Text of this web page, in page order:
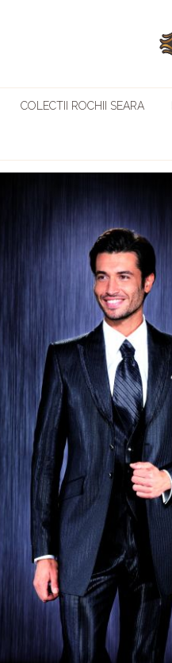
COLECTII ROCHII SEARA